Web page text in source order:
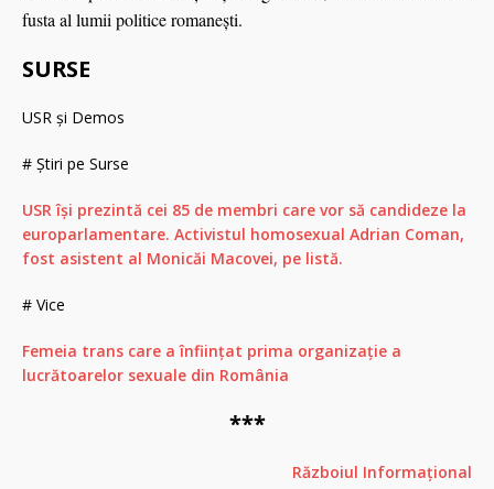
fusta al lumii politice romaneşti.
SURSE
USR și Demos
# Știri pe Surse
USR îşi prezintă cei 85 de membri care vor să candideze la
europarlamentare. Activistul homosexual Adrian Coman,
fost asistent al Monicăi Macovei, pe listă.
# Vice
Femeia trans care a înființat prima organizație a
lucrătoarelor sexuale din România
***
Războiul Informațional